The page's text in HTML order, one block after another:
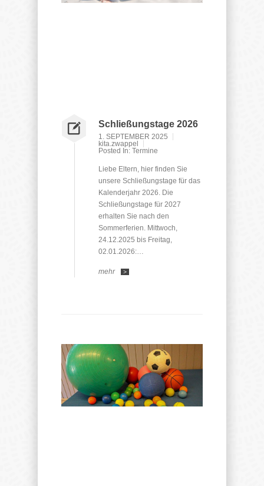
Schließungstage 2026
1. SEPTEMBER 2025
kita.zwappel
Posted In: Termine
Liebe Eltern, hier finden Sie
unsere Schließungstage für das
Kalenderjahr 2026. Die
Schließungstage für 2027
erhalten Sie nach den
Sommerferien. Mittwoch,
24.12.2025 bis Freitag,
02.01.2026:…
mehr >